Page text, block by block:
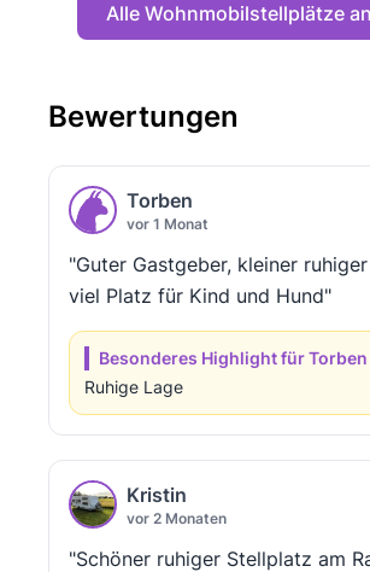
Alle Wohnmobilstellplätze
Bewertungen
Torben
vor 1 Monat
"Guter Gastgeber, kleiner
viel Platz für Kind und Hund"
Besonderes Highlight für Torben
Ruhige Lage
Kristin
vor 2 Monaten
"Schöner ruhiger Stellplatz am